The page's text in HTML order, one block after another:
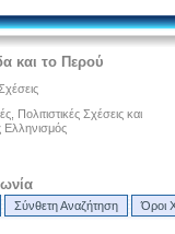
και το Περού
Πολιτιστικές Σχέσεις και
Σύνθετη Αναζήτηση Όροι